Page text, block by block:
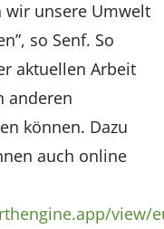
wir unsere Umwelt
so Senf. So
aktuellen Arbeit
anderen
können. Dazu
auch online
view/